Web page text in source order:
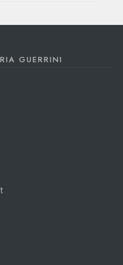
GUERRINI